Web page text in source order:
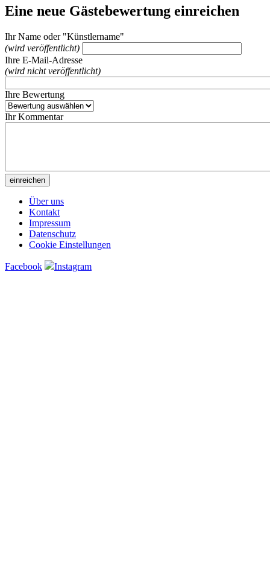
Eine neue Gästebewertung einreichen
Ihr Name oder "Künstlername"
(wird veröffentlicht)
Ihre E-Mail-Adresse
(wird nicht veröffentlicht)
Ihre Bewertung
Ihr Kommentar
Über uns
Kontakt
Impressum
Datenschutz
Cookie Einstellungen
Facebook Instagram